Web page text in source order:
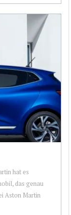
hat es
das genau
Aston Martin